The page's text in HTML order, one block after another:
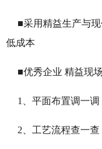
■采用精益生产与
低成本
■优秀企业 精益现
1、平面布置调一调
2、工艺流程查一查